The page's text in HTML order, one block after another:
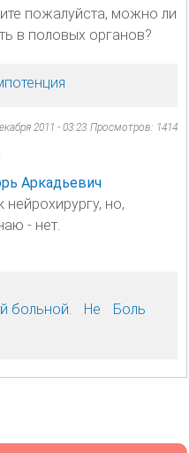
пожалуйста, можно ли
в половых органов?
2011 - 03:23 Просмотров: 1414
Аркадьевич
нейрохирургу, но,
- нет.
больной. Не
Боль